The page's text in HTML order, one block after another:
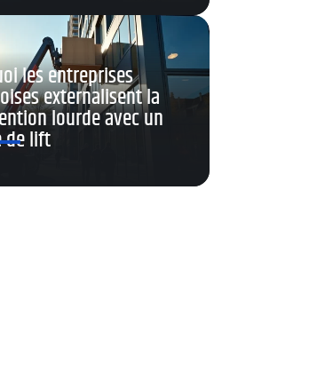
les entreprises
externalisent la
lourde avec un
de lift